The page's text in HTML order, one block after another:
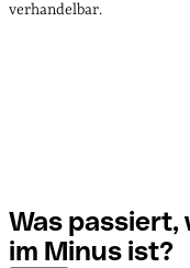
verhandelbar.
Was passiert,
im Minus ist?